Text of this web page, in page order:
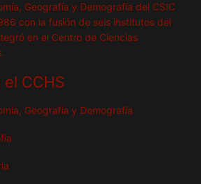
Geografía y Demografía del CSIC
con la fusión de seis institutos del
en el Centro de Ciencias
CCHS
Geografía y Demografía